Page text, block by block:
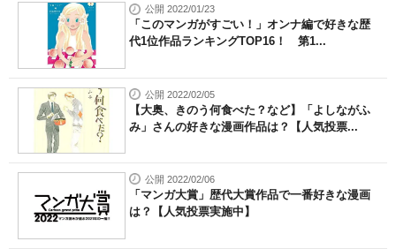
公開 2022/01/23
「このマンガがすごい！」オンナ編で好きな歴
代1位作品ランキングTOP16！ 第1...
公開 2022/02/05
【大奥、きのう何食べた？など】「よしながふ
み」さんの好きな漫画作品は？【人気投票...
公開 2022/02/06
「マンガ大賞」歴代大賞作品で一番好きな漫画
は？【人気投票実施中】